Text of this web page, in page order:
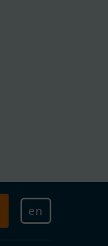
en